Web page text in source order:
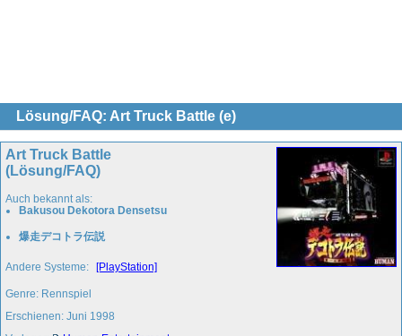
Lösung/FAQ: Art Truck Battle (e)
Art Truck Battle
(Lösung/FAQ)
Auch bekannt als:
Bakusou Dekotora Densetsu
爆走デコトラ伝説
Andere Systeme: [PlayStation]
Genre: Rennspiel
Erschienen: Juni 1998